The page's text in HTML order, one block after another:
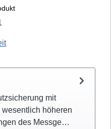
mit
höheren
des Messge…